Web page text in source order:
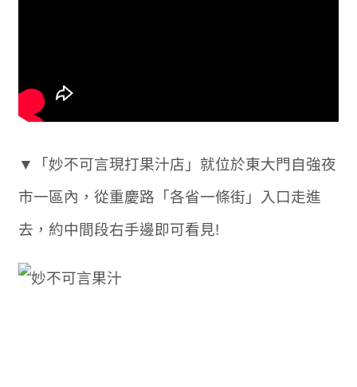
▼「妙不可言現打果汁店」就位於東大門自強夜
市一區內，從重慶路「各省一條街」入口走進
去，約中間段右手邊即可看見!